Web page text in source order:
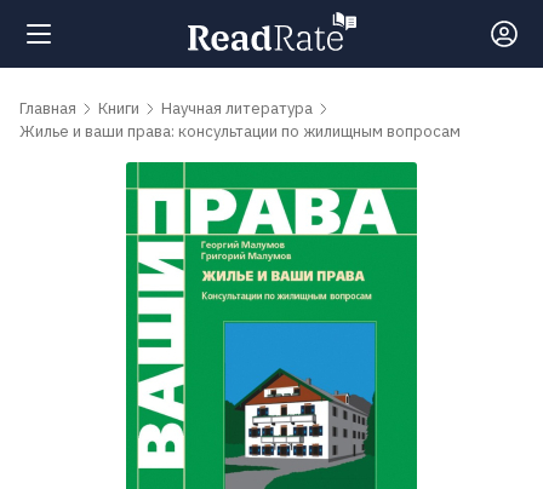
Поиск
обсуждаемые
Главная Книги
Научная литература
Жилье и ваши права: консультации по жилищным вопросам